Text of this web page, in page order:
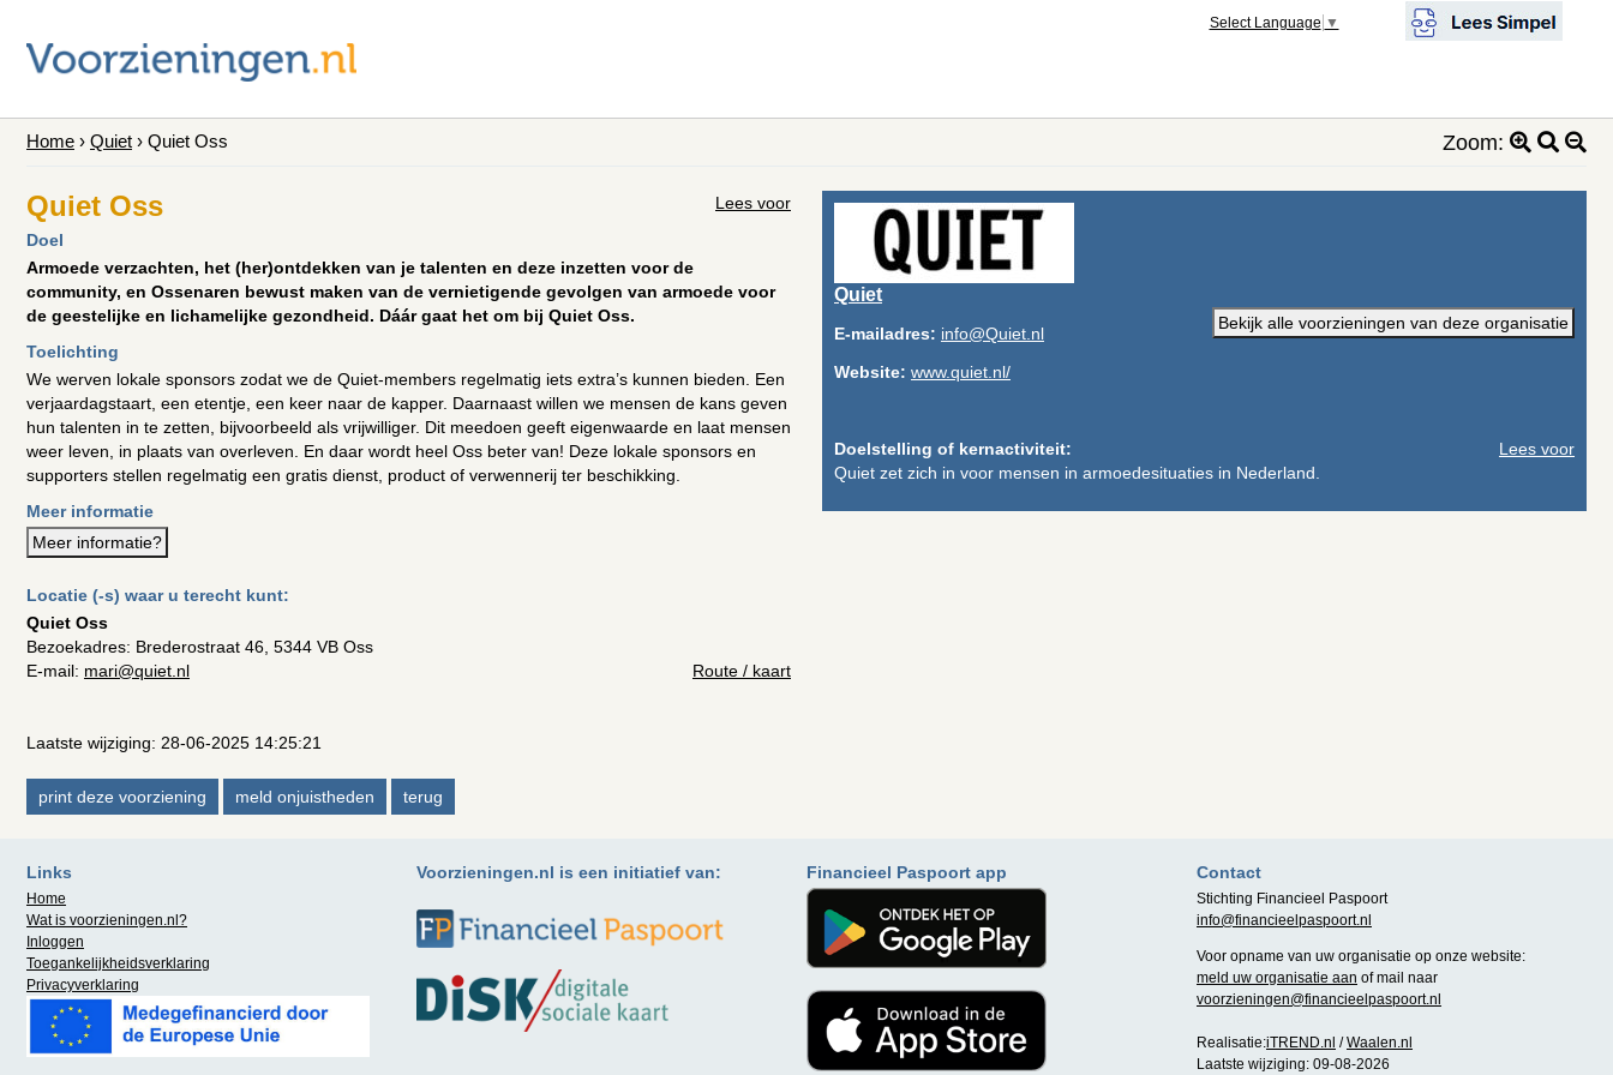
Select Language ▼
Home › Quiet › Quiet Oss Zoom:
Lees voor
Quiet Oss
Doel
Armoede verzachten, het (her)ontdekken van je talenten en deze inzetten voor de
community, en Ossenaren bewust maken van de vernietigende gevolgen van armoede voor
de geestelijke en lichamelijke gezondheid. Dáár gaat het om bij Quiet Oss.
Toelichting
We werven lokale sponsors zodat we de Quiet-members regelmatig iets extra’s kunnen bieden. Een
verjaardagstaart, een etentje, een keer naar de kapper. Daarnaast willen we mensen de kans geven
hun talenten in te zetten, bijvoorbeeld als vrijwilliger. Dit meedoen geeft eigenwaarde en laat mensen
weer leven, in plaats van overleven. En daar wordt heel Oss beter van! Deze lokale sponsors en
supporters stellen regelmatig een gratis dienst, product of verwennerij ter beschikking.
Meer informatie
Meer informatie?
Locatie (-s) waar u terecht kunt:
Quiet Oss
Bezoekadres: Brederostraat 46, 5344 VB Oss
E-mail: mari@quiet.nl Route / kaart
Laatste wijziging: 28-06-2025 14:25:21
Quiet
Bekijk alle voorzieningen van deze organisatie
E-mailadres: info@Quiet.nl
Website: www.quiet.nl/
Lees voor
Doelstelling of kernactiviteit:
Quiet zet zich in voor mensen in armoedesituaties in Nederland.
Links
Home
Wat is voorzieningen.nl ?
Inloggen
Toegankelijkheidsverklaring
Privacyverklaring
Voorzieningen.nl is een initiatief van: Financieel Paspoort app Contact
Stichting Financieel Paspoort
info@financieelpaspoort.nl
Voor opname van uw organisatie op onze website:
meld uw organisatie aan of mail naar
voorzieningen@financieelpaspoort.nl
Realisatie:iTREND.nl /Waalen.nl
Laatste wijziging: 09-08-2026